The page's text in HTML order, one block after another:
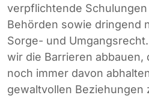
verpflichtende
Behörden sowie dringend
Sorge- und
wir die Barrieren abbauen,
noch immer davon
gewaltvollen Beziehungen